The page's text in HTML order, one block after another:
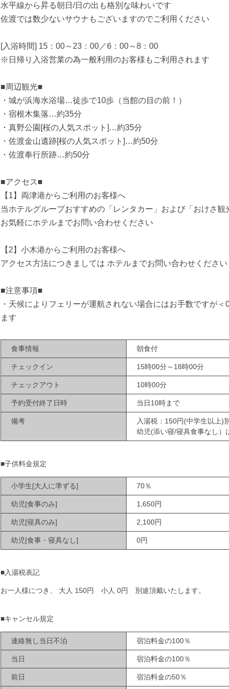
水平線から昇る朝日/日の出も格別な味わいです
佐渡では数少ないサウナもございますのでご利用ください
[入浴時間] 15：00～23：00／6：00～8：00
※日帰り入浴営業の為一般利用のお客様もご利用されます
■周辺観光■
・城が浜海水浴場…徒歩で10歩（当館の目の前！）
・宿根木集落…約35分
・真野公園[桜の人気スポット]…約35分
・佐渡金山遺跡[桜の人気スポット]…約50分
・佐渡奉行所跡…約50分
■アクセス■
【1】両津港からご利用のお客様へ
当ホテルグループおすすめの「レンタカー」および「おけさ
お気軽にホテルまでお問い合わせください
【2】小木港からご利用のお客様へ
アクセス方法につきましては ホテルまでお問い合わせください
■注意事項■
・天候によりフェリーが運航されない場合にはお手数ですが
ます
食事情報 朝食付
チェックイン 15時00分～18時00分
チェックアウト 10時00分
予約受付終了日時 当日10時まで
備考
入湯税：150円(中学生以上)
幼児(添い寝/寝具食事なし）
■子供料金規定
小学生[大人に準ずる] 70％
幼児[食事のみ] 1,650円
幼児[寝具のみ] 2,100円
幼児[食事・寝具なし] 0円
■入湯税表記
お一人様につき、 大人 150円 小人 0円 別途頂戴いたします。
■キャンセル規定
連絡無し当日不泊 宿泊料金の100％
当日 宿泊料金の100％
前日 宿泊料金の50％